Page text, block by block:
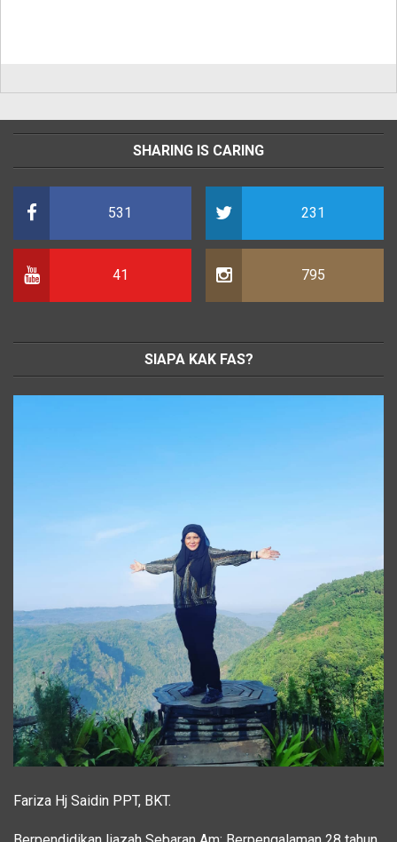
SHARING IS CARING
531 231
41 795
SIAPA KAK FAS?
Fariza Hj Saidin PPT, BKT.